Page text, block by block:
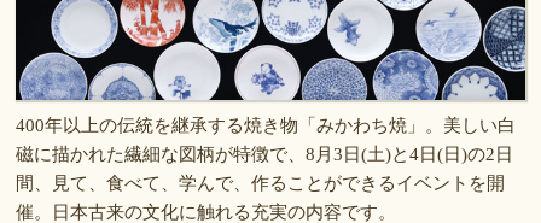
400年以上の伝統を継承する焼き物「みかわち焼」。美しい白
磁に描かれた繊細な図柄が特徴で、8月3日(土)と4日(日)の2日
間、見て、食べて、学んで、作ることができるイベントを開
催。日本古来の文化に触れる充実の内容です。